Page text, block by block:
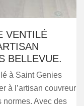
VENTILÉ
BELLEVUE.
à Saint Genies
à l’artisan couvreur
normes. Avec des